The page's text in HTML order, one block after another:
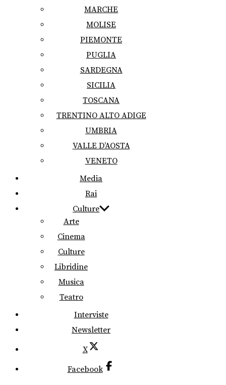
MARCHE
MOLISE
PIEMONTE
PUGLIA
SARDEGNA
SICILIA
TOSCANA
TRENTINO ALTO ADIGE
UMBRIA
VALLE D’AOSTA
VENETO
Media
Rai
Culture
Arte
Cinema
Culture
Libridine
Musica
Teatro
Interviste
Newsletter
X
Facebook